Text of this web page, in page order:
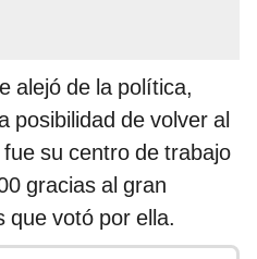
alejó de la política,
posibilidad de volver al
su centro de trabajo
gracias al gran
que votó por ella.